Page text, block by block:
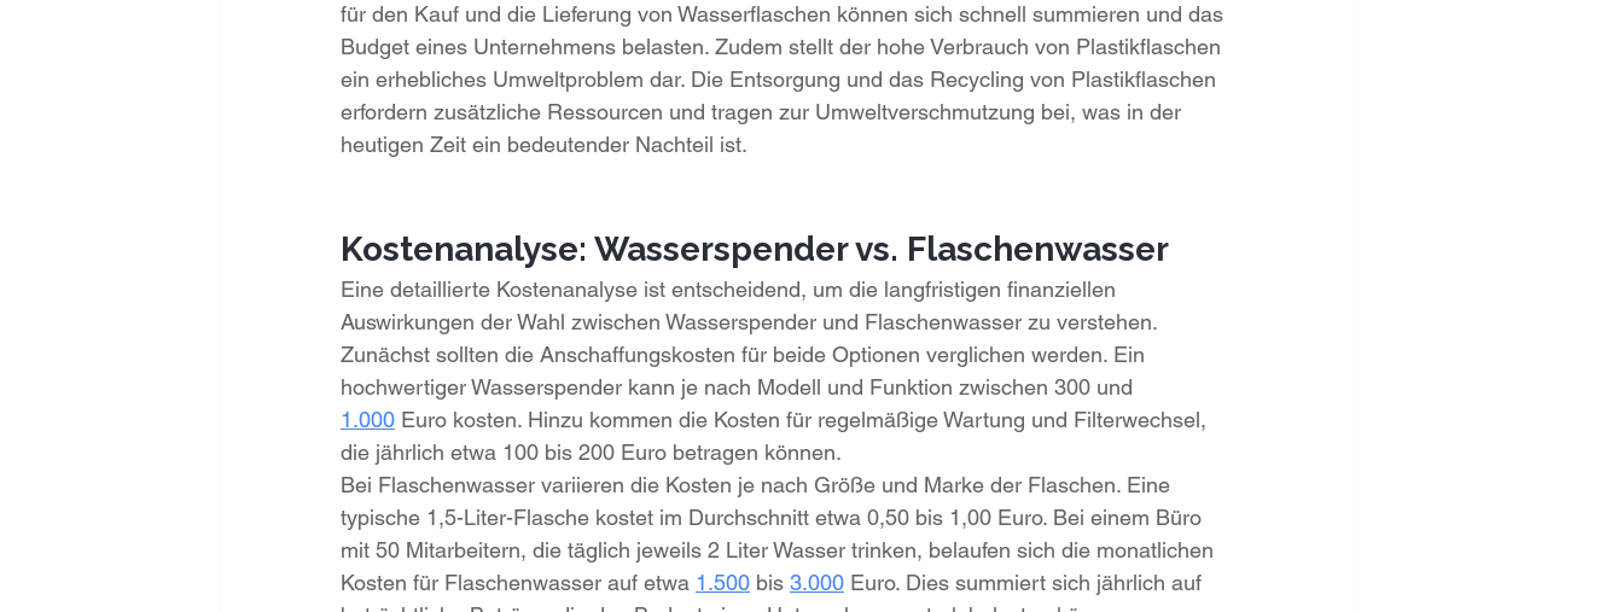
für den Kauf und die Lieferung von Wasserflaschen können sich schnell summieren und das
Budget eines Unternehmens belasten. Zudem stellt der hohe Verbrauch von Plastikflaschen
ein erhebliches Umweltproblem dar. Die Entsorgung und das Recycling von Plastikflaschen
erfordern zusätzliche Ressourcen und tragen zur Umweltverschmutzung bei, was in der
heutigen Zeit ein bedeutender Nachteil ist.
Kostenanalyse: Wasserspender vs. Flaschenwasser
Eine detaillierte Kostenanalyse ist entscheidend, um die langfristigen finanziellen
Auswirkungen der Wahl zwischen Wasserspender und Flaschenwasser zu verstehen.
Zunächst sollten die Anschaffungskosten für beide Optionen verglichen werden. Ein
hochwertiger Wasserspender kann je nach Modell und Funktion zwischen 300 und
1.000 Euro kosten. Hinzu kommen die Kosten für regelmäßige Wartung und Filterwechsel,
die jährlich etwa 100 bis 200 Euro betragen können.
Bei Flaschenwasser variieren die Kosten je nach Größe und Marke der Flaschen. Eine
typische 1,5-Liter-Flasche kostet im Durchschnitt etwa 0,50 bis 1,00 Euro. Bei einem Büro
mit 50 Mitarbeitern, die täglich jeweils 2 Liter Wasser trinken, belaufen sich die monatlichen
Kosten für Flaschenwasser auf etwa 1.500 bis 3.000 Euro. Dies summiert sich jährlich auf